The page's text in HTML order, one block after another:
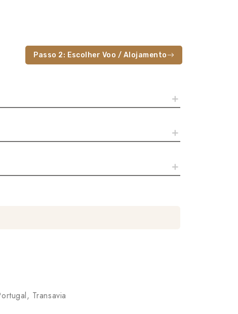
Passo 2: Escolher Voo / Alojamento
Transavia